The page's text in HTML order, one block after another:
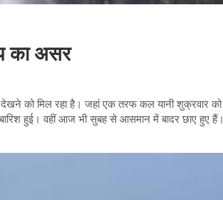
का असर
को मिल रहा है। जहां एक तरफ कल यानी शुक्रवार को
हुई। वहीं आज भी सुबह से आसमान में बादर छाए हुए हैं।